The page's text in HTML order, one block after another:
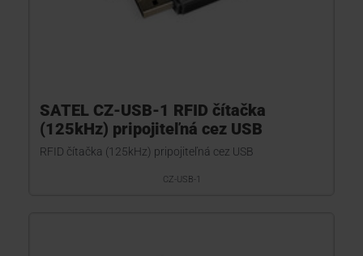
SATEL CZ-USB-1 RFID čítačka
(125kHz) pripojiteľná cez USB
RFID čítačka (125kHz) pripojiteľná cez USB
CZ-USB-1